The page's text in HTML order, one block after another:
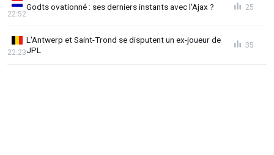
Godts ovationné : ses derniers instants avec l'Ajax ?
22:52
25
L'Antwerp et Saint-Trond se disputent un ex-joueur de
JPL
22:23
35